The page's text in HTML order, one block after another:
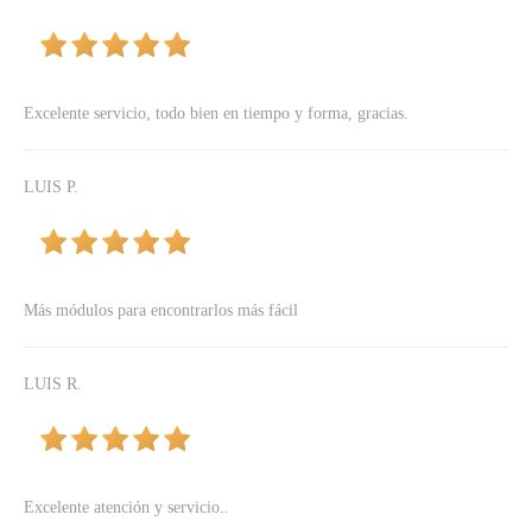
Excelente servicio, todo bien en tiempo y forma, gracias.
LUIS P.
Más módulos para encontrarlos más fácil
LUIS R.
Excelente atención y servicio..